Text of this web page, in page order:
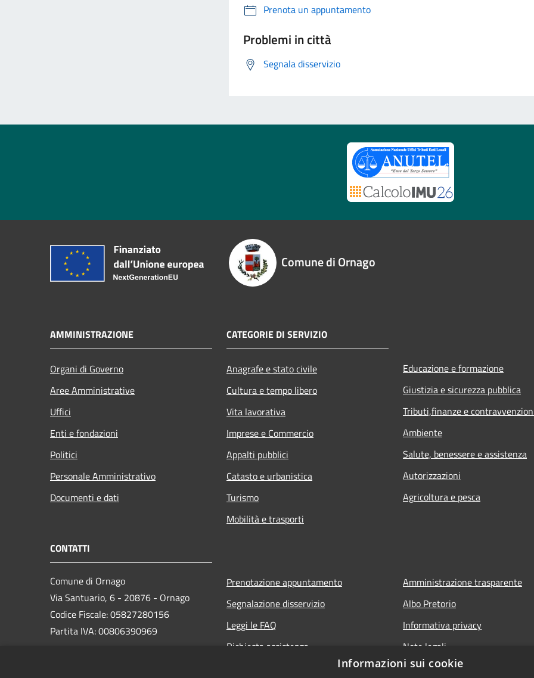
Prenota un appuntamento
Problemi in città
Segnala disservizio
Comune di Ornago
AMMINISTRAZIONE
Organi di Governo
Aree Amministrative
Uffici
Enti e fondazioni
Politici
Personale Amministrativo
Documenti e dati
CATEGORIE DI SERVIZIO
Anagrafe e stato civile
Cultura e tempo libero
Vita lavorativa
Imprese e Commercio
Appalti pubblici
Catasto e urbanistica
Turismo
Mobilità e trasporti
Educazione e formazione
Giustizia e sicurezza pubblica
Tributi,finanze e
Ambiente
Salute, benessere e assistenza
Autorizzazioni
Agricoltura e pesca
CONTATTI
Comune di Ornago
Via Santuario, 6 - 20876 - Ornago
Codice Fiscale: 05827280156
Partita IVA: 00806390969
Prenotazione appuntamento
Segnalazione disservizio
Leggi le FAQ
Richiesta assistenza
Amministrazione trasparente
Albo Pretorio
Informativa privacy
Note legali
Dichiarazione di accessibilità
Informazioni sui cookie